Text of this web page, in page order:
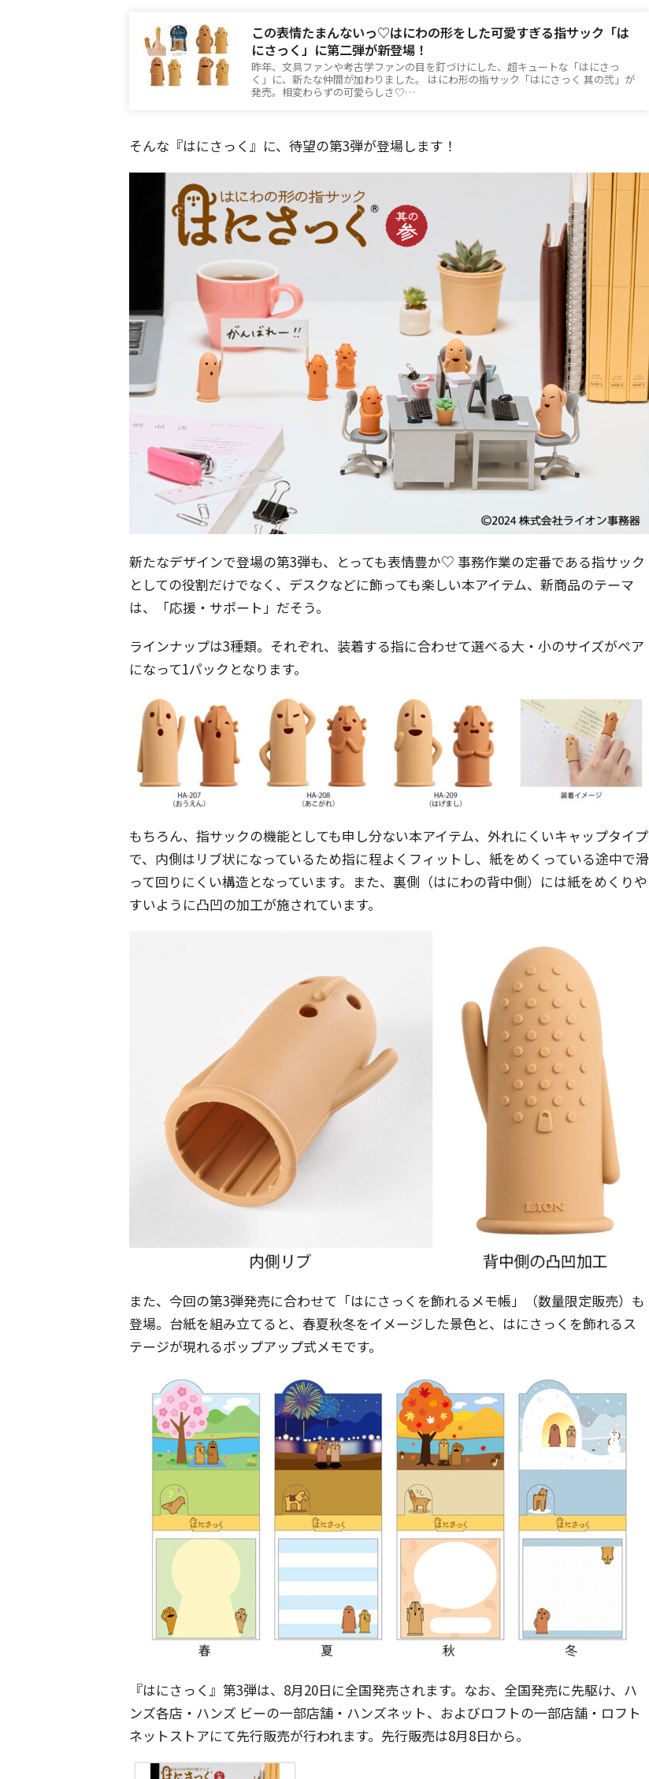
この表情たまんないっ♡はにわの形をした可愛すぎる指サック「は
にさっく」に第二弾が新登場！
昨年、文具ファンや考古学ファンの目を釘づけにした、超キュートな「はにさっ
く」に、新たな仲間が加わりました。 はにわ形の指サック「はにさっく 其の弐」が
発売。相変わらずの可愛らしさ♡…
そんな『はにさっく』に、待望の第3弾が登場します！
新たなデザインで登場の第3弾も、とっても表情豊か♡ 事務作業の定番である指サック
としての役割だけでなく、デスクなどに飾っても楽しい本アイテム、新商品のテーマ
は、「応援・サポート」だそう。
ラインナップは3種類。それぞれ、装着する指に合わせて選べる大・小のサイズがペア
になって1パックとなります。
もちろん、指サックの機能としても申し分ない本アイテム、外れにくいキャップタイプ
で、内側はリブ状になっているため指に程よくフィットし、紙をめくっている途中で滑
って回りにくい構造となっています。また、裏側（はにわの背中側）には紙をめくりや
すいように凸凹の加工が施されています。
また、今回の第3弾発売に合わせて「はにさっくを飾れるメモ帳」（数量限定販売）も
登場。台紙を組み立てると、春夏秋冬をイメージした景色と、はにさっくを飾れるス
テージが現れるポップアップ式メモです。
『はにさっく』第3弾は、8月20日に全国発売されます。なお、全国発売に先駆け、ハ
ンズ各店・ハンズ ビーの一部店舗・ハンズネット、およびロフトの一部店舗・ロフト
ネットストアにて先行販売が行われます。先行販売は8月8日から。